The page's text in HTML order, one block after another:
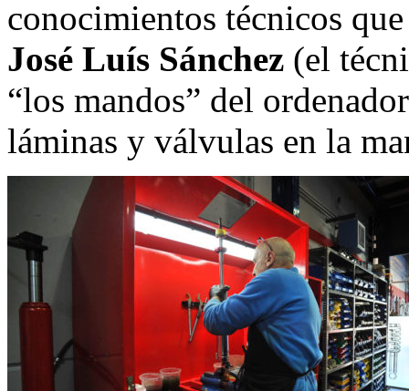
conocimientos técnicos
José Luís Sánchez (el
“los mandos” del
láminas y válvulas en la